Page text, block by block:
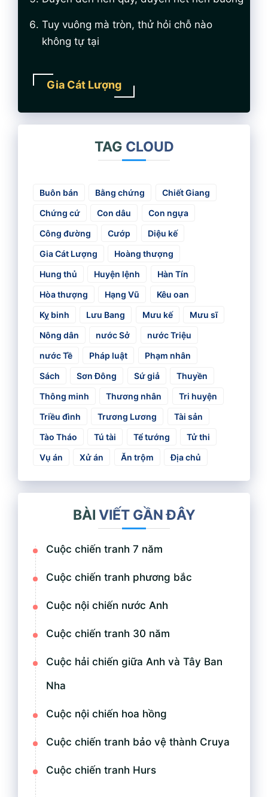
Tuy vuông mà tròn, thử hỏi chỗ nào
không tự tại
Gia Cát Lượng
TAG CLOUD
Buôn bán Bằng chứng
Chiết Giang
Chứng cứ
Con dâu
Con ngựa
Công đường
Cướp
Diệu kế
Gia Cát Lượng
Hoàng thượng
Hung thủ
Huyện lệnh
Hàn Tín
Hòa thượng
Hạng Vũ
Kêu oan
Kỵ binh
Lưu Bang Mưu kế
Mưu sĩ
Nông dân
nước Sở
nước Triệu
nước Tề
Pháp luật
Phạm nhân
Sách
Sơn Đông Sứ giả
Thuyền
Thông minh
Thương nhân
Tri huyện
Triều đình
Trương Lương
Tài sản
Tào Tháo
Tú tài Tể tướng
Tử thi
Vụ án
Xử án Ăn trộm Địa chủ
BÀI VIẾT GẦN ĐÂY
Cuộc chiến tranh 7 năm
Cuộc chiến tranh phương bắc
Cuộc nội chiến nước Anh
Cuộc chiến tranh 30 năm
Cuộc hải chiến giữa Anh và Tây Ban
Nha
Cuộc nội chiến hoa hồng
Cuộc chiến tranh bảo vệ thành Cruya
Cuộc chiến tranh Hurs